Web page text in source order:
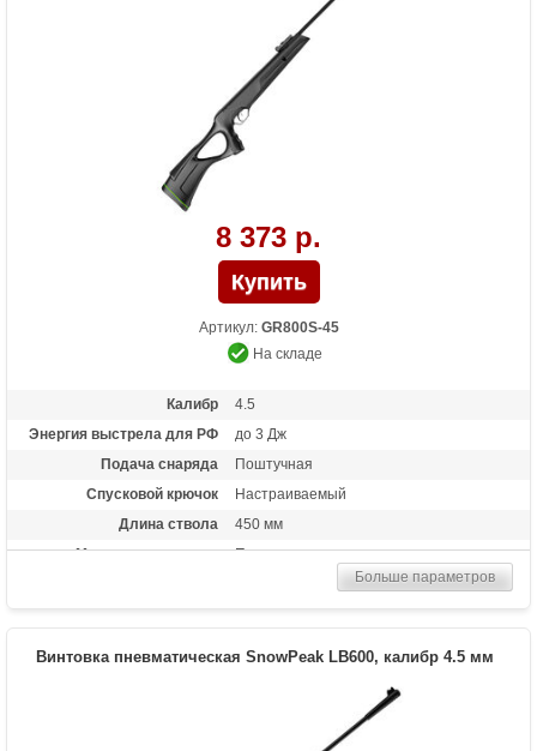
8 373 р.
Артикул: GR800S-45
На складе
Калибр
4.5
Энергия выстрела для РФ
до 3 Дж
Подача снаряда
Поштучная
Спусковой крючок
Настраиваемый
Длина ствола
450 мм
Материал приклада
Пластик
Масса (кг)
2.5
Больше параметров
Винтовка пневматическая SnowPeak LB600, калибр 4.5 мм